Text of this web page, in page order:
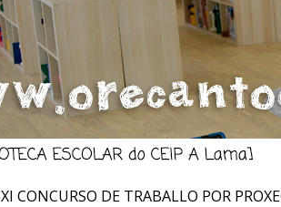
XI CONCURSO DE TRABALLO POR